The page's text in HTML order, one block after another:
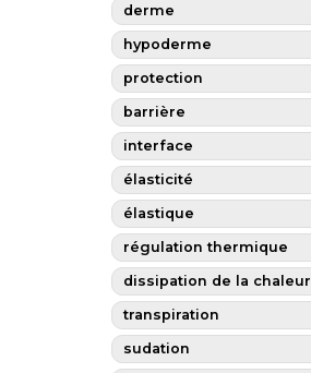
derme
hypoderme
protection
barrière
interface
élasticité
élastique
régulation thermique
dissipation de la chaleur
transpiration
sudation